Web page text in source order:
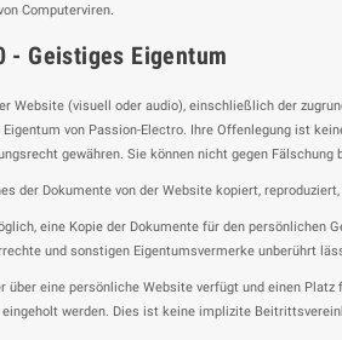
Computerviren.
- Geistiges Eigentum
Website (visuell oder audio), einschließlich der
von Passion-Electro. Ihre Offenlegung ist
gewähren. Sie können nicht gegen Fälschung
der Dokumente von der Website kopiert,
eine Kopie der Dokumente für den persönlichen
und sonstigen Eigentumsvermerke unberührt
über eine persönliche Website verfügt und einen
eingeholt werden. Dies ist keine implizite